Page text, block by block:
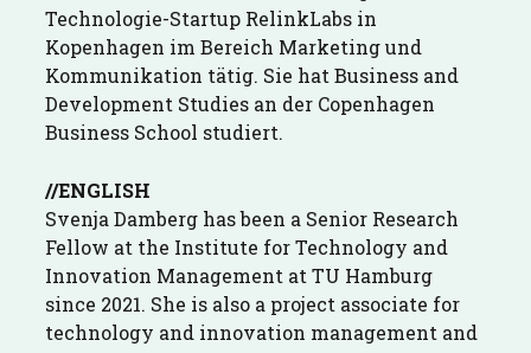
Technologie-Startup RelinkLabs in
Kopenhagen im Bereich Marketing und
Kommunikation tätig. Sie hat Business and
Development Studies an der Copenhagen
Business School studiert.
//ENGLISH
Svenja Damberg has been a Senior Research
Fellow at the Institute for Technology and
Innovation Management at TU Hamburg
since 2021. She is also a project associate for
technology and innovation management and